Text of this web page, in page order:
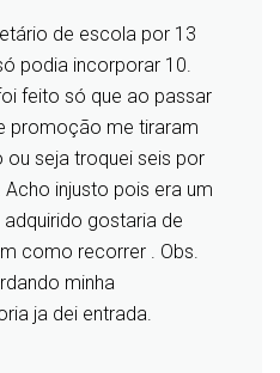
de escola por 13
podia incorporar 10.
feito só que ao passar
promoção me tiraram
ou seja troquei seis por
Acho injusto pois era um
gostaria de
como recorrer . Obs.
minha
ja dei entrada.